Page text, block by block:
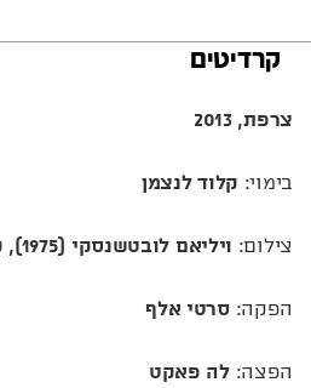
קרדיטים
צרפת, 2013
בימוי: קלוד לנצמן
צילום: ויליאם לובטשנסקי (1975), קרולין שמפטייה (2012)
הפקה: סרטי אלף
הפצה: לה פאקט